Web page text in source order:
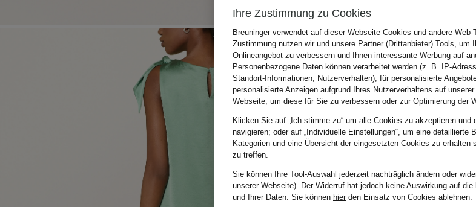
Ihre Zustimmung zu Cookies
Breuninger verwendet auf dieser Webseite Cookies und andere Web-
Zustimmung nutzen wir und unsere Partner (Drittanbieter) Tools, um
Onlineangebot zu verbessern und Ihnen interessante Werbung auf
Personenbezogene Daten können verarbeitet werden (z. B. IP-
Standort-Informationen, Nutzerverhalten), für personalisierte
personalisierte Anzeigen aufgrund Ihres Nutzerverhaltens auf
Webseite, um diese für Sie zu verbessern oder zur Optimierung der
Klicken Sie auf „Ich stimme zu“ um alle Cookies zu akzeptieren und
navigieren; oder auf „Individuelle Einstellungen“, um eine detaillierte
Kategorien und eine Übersicht der eingesetzten Cookies zu erhalten
zu treffen.
Sie können Ihre Tool-Auswahl jederzeit nachträglich ändern oder
unserer Webseite). Der Widerruf hat jedoch keine Auswirkung auf die
und Ihrer Daten. Sie können hierden Einsatz von Cookies ablehnen.